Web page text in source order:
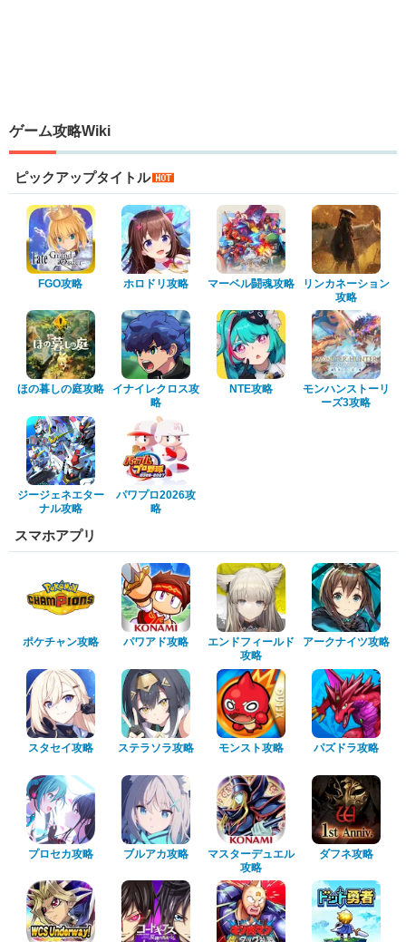
ゲーム攻略Wiki
ピックアップタイトル
FGO攻略 ホロドリ攻略 マーベル闘魂攻略
リンカネーション
攻略
ほの暮しの庭攻略
イナイレクロス攻
略
NTE攻略
モンハンストーリ
ーズ3攻略
ジージェネエター
ナル攻略
パワプロ2026攻
略
スマホアプリ
ポケチャン攻略 パワアド攻略
エンドフィールド
攻略
アークナイツ攻略
スタセイ攻略 ステラソラ攻略 モンスト攻略 パズドラ攻略
プロセカ攻略 ブルアカ攻略
マスターデュエル
攻略
ダフネ攻略